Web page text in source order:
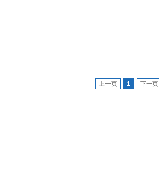
上一页 1 下一页